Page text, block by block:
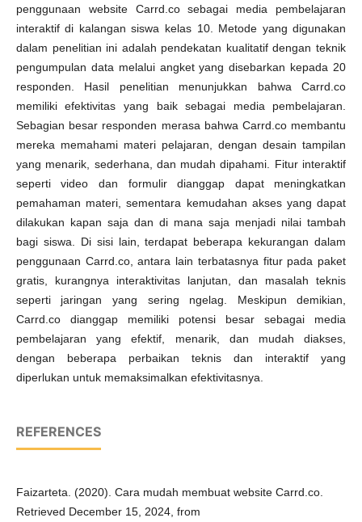
penggunaan website Carrd.co sebagai media pembelajaran
interaktif di kalangan siswa kelas 10. Metode yang digunakan
dalam penelitian ini adalah pendekatan kualitatif dengan teknik
pengumpulan data melalui angket yang disebarkan kepada 20
responden. Hasil penelitian menunjukkan bahwa Carrd.co
memiliki efektivitas yang baik sebagai media pembelajaran.
Sebagian besar responden merasa bahwa Carrd.co membantu
mereka memahami materi pelajaran, dengan desain tampilan
yang menarik, sederhana, dan mudah dipahami. Fitur interaktif
seperti video dan formulir dianggap dapat meningkatkan
pemahaman materi, sementara kemudahan akses yang dapat
dilakukan kapan saja dan di mana saja menjadi nilai tambah
bagi siswa. Di sisi lain, terdapat beberapa kekurangan dalam
penggunaan Carrd.co, antara lain terbatasnya fitur pada paket
gratis, kurangnya interaktivitas lanjutan, dan masalah teknis
seperti jaringan yang sering ngelag. Meskipun demikian,
Carrd.co dianggap memiliki potensi besar sebagai media
pembelajaran yang efektif, menarik, dan mudah diakses,
dengan beberapa perbaikan teknis dan interaktif yang
diperlukan untuk memaksimalkan efektivitasnya.
REFERENCES
Faizarteta. (2020). Cara mudah membuat website Carrd.co.
Retrieved December 15, 2024, from